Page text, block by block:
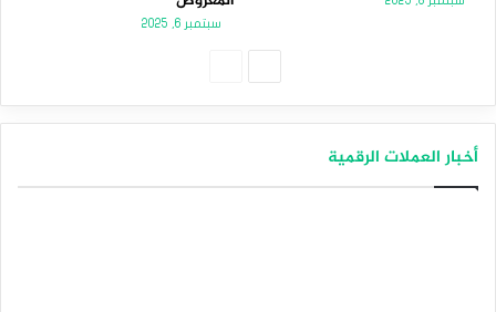
سبتمبر 6, 2025
أخبار العملات الرقمية